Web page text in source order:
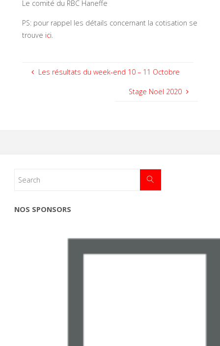
Le comité du RBC Haneffe
PS: pour rappel les détails concernant la cotisation se
trouve ici
Les résultats du week-end 10 – 11 Octobre
Stage Noël 2020
NOS SPONSORS